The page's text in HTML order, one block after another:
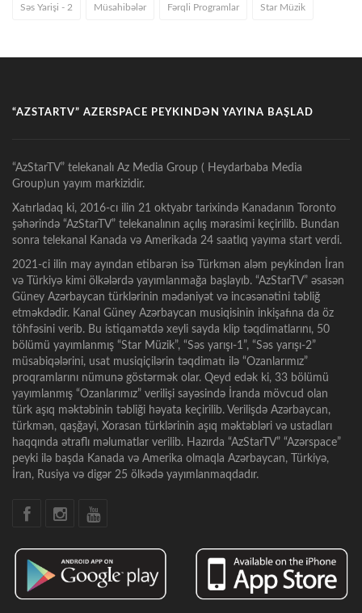
Səs Yarişi - 2 Müsahibələr Fərqli Programlar Star Müzik
“AZSTARTV” AZERSPACE PEYKINDƏN YAYINA BAŞLAD
“AzStarTV” telekanalı Az Media Group ( Heydarbaba Media
Group)un yayım markizidir.
Xatırladaq ki, 2016-cı ilin 21 oktyabr tarixində Kanadanın Toronto
şəhərində “AzStarTV” telekanalının açılış mərasimi keçirilib. Bundan
sonra telekanal Kanada və Amerikada 24 saatlıq yayıma start verdi.
2021-ci ilin may ayından etibarən isə Türkmən aləm peykindən İran
və Türkiyə kimi ölkələrdə yayımlanmağa başlayıb. “AzStarTV” əsasən
Güney Azərbaycan türklərinin mədəniyət və incəsənətini təbliğ
etməkdədir. Kanal Güney Azərbaycan musiqisinin inkişafına da öz
töhfəsini verib. Bu istiqamətdə xeyli sayda klip təqdimatlarını, 50
bölümü yayımlanmış “Star Müzik”, “Səs yarışı-1”, “Səs yarışı-2”
müsabiqələrini, usat musiqiçilərin təqdimatı ilə “Ozanlarımız”
proqramlarını nümunə göstərmək olar. Qeyd edək ki, 33 bölümü
yayımlanmış “Ozanlarımız” verilişi sayəsində İranda mövcud olan
türk aşıq məktəbinin təbliği həyata keçirilib. Verilişdə Azərbaycan,
türkmən, qaşğayi, Xorasan türklərinin aşıq məktəbləri və ustadları
haqqında ətraflı məlumatlar verilib. Hazırda “AzStarTV” “Azərspace”
peyki ilə başda Kanada və Amerika olmaqla Azərbaycan, Türkiyə,
İran, Rusiya və digər 25 ölkədə yayımlanmaqdadır.